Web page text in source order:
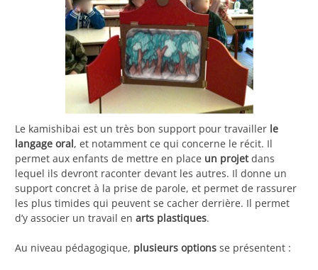
Le kamishibai est un très bon support pour travailler le
langage oral, et notamment ce qui concerne le récit. Il
permet aux enfants de mettre en place un projetdans
lequel ils devront raconter devant les autres. Il donne un
support concret à la prise de parole, et permet de rassurer
les plus timides qui peuvent se cacher derrière. Il permet
d’y associer un travail en arts plastiques.
Au niveau pédagogique, plusieurs options se présentent :